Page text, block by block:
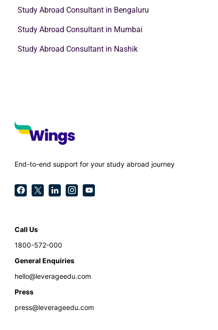
Study Abroad Consultant in Bengaluru
Study Abroad Consultant in Mumbai
Study Abroad Consultant in Nashik
End-to-end support for your study abroad journey
Call Us
1800-572-000
General Enquiries
hello@leverageedu.com
Press
press@leverageedu.com